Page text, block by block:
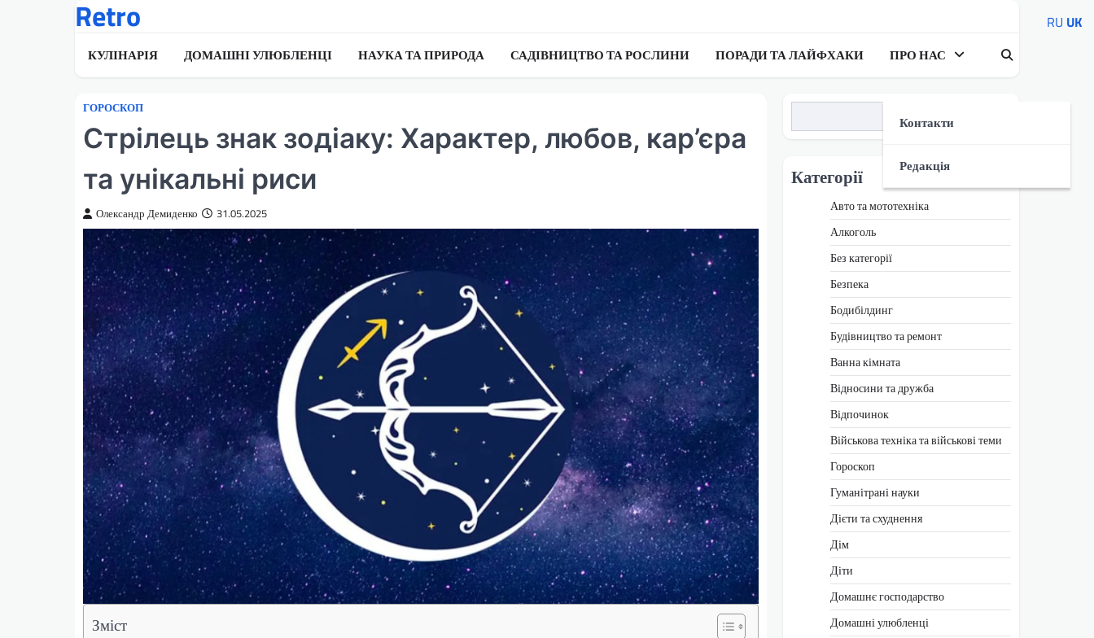
Retro
КУЛІНАРІЯ ДОМАШНІ УЛЮБЛЕНЦІ НАУКА ТА ПРИРОДА САДІВНИЦТВО ТА РОСЛИНИ ПОРАДИ ТА ЛАЙФХАКИ ПРО НАС
Контакти
Редакція
ГОРОСКОП
Стрілець знак зодіаку: Характер, любов, кар’єра
та унікальні риси
Олександр Демиденко 31.05.2025
Зміст
Категорії
Авто та мототехніка
Алкоголь
Без категорії
Безпека
Бодибілдинг
Будівництво та ремонт
Ванна кімната
Відносини та дружба
Відпочинок
Військова техніка та військові теми
Гороскоп
Гуманітрані науки
Дієти та схуднення
Дім
Діти
Домашнє господарство
Домашні улюбленці
RU UK